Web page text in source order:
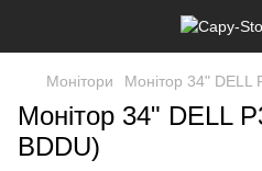
Монітори Монітор 34" DELL
Монітор 34" DELL
BDDU)